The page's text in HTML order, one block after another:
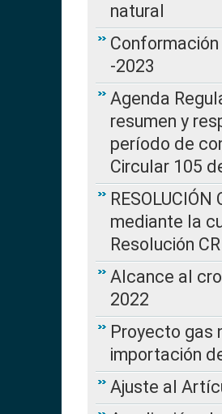
natural
-2023
Agenda
resumen y
período de
Circular 105
mediante la
Resolución
Alcance al
2022
Proyecto gas
importación
Ajuste al